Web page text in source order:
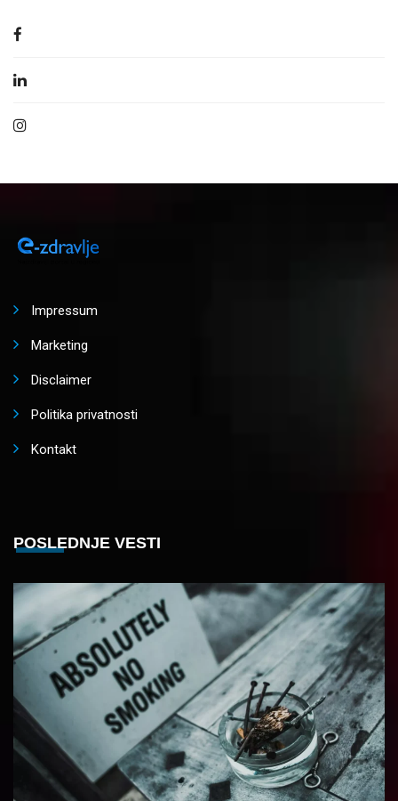
Impressum
Marketing
Disclaimer
Politika privatnosti
Kontakt
POSLEDNJE VESTI